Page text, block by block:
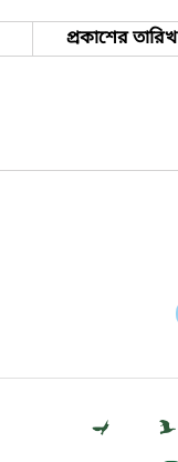
প্রকাশের তারিখ